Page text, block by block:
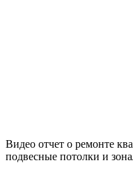
Видео отчет о ремонте
подвесные потолки и